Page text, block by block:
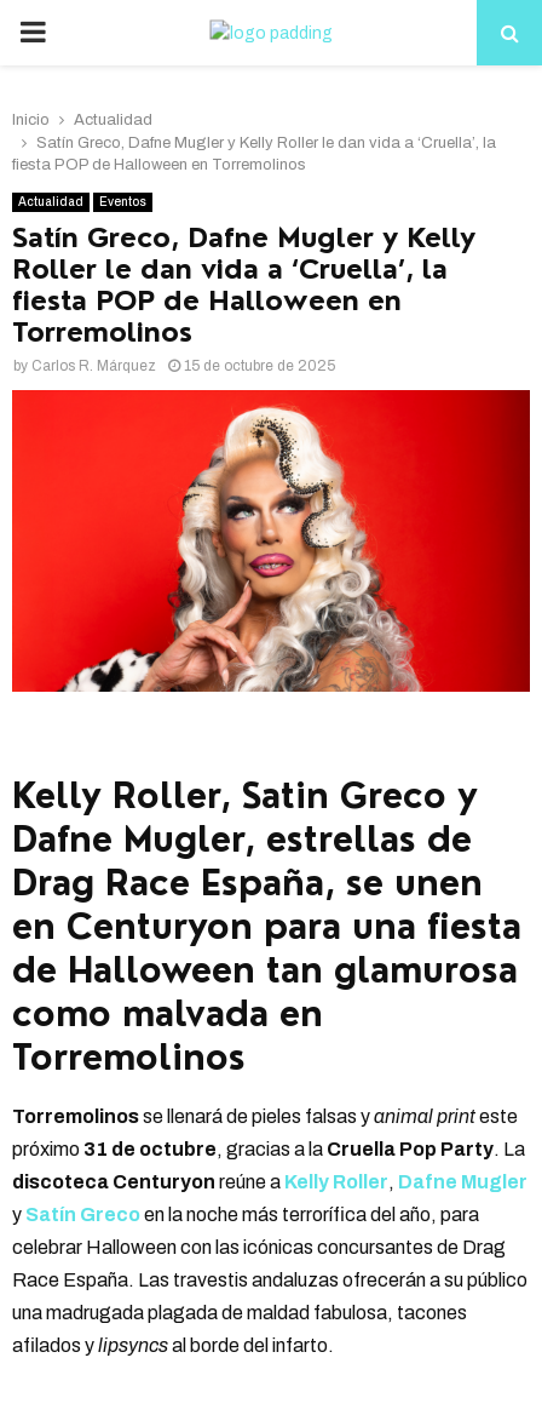
PRIMARY
Inicio
Actualidad
Satín Greco, Dafne Mugler y Kelly Roller le dan vida a ‘Cruella’, la
fiesta POP de Halloween en Torremolinos
Actualidad Eventos
Satín Greco, Dafne Mugler y Kelly
Roller le dan vida a ‘Cruella’, la
fiesta POP de Halloween en
Torremolinos
by Carlos R. Márquez 15 de octubre de 2025
Kelly Roller, Satin Greco y
Dafne Mugler, estrellas de
Drag Race España, se unen
en Centuryon para una fiesta
de Halloween tan glamurosa
como malvada en
Torremolinos
Torremolinosse llenará de pieles falsas yanimal printeste
próximo 31 de octubre, gracias a la Cruella Pop Party. La
discoteca Centuryon reúne a Kelly Roller, Dafne Mugler
y Satín Grecoen la noche más terrorífica del año, para
celebrar Halloween con las icónicas concursantes de Drag
Race España. Las travestis andaluzas ofrecerán a su público
una madrugada plagada de maldad fabulosa, tacones
afilados ylipsyncsal borde del infarto.